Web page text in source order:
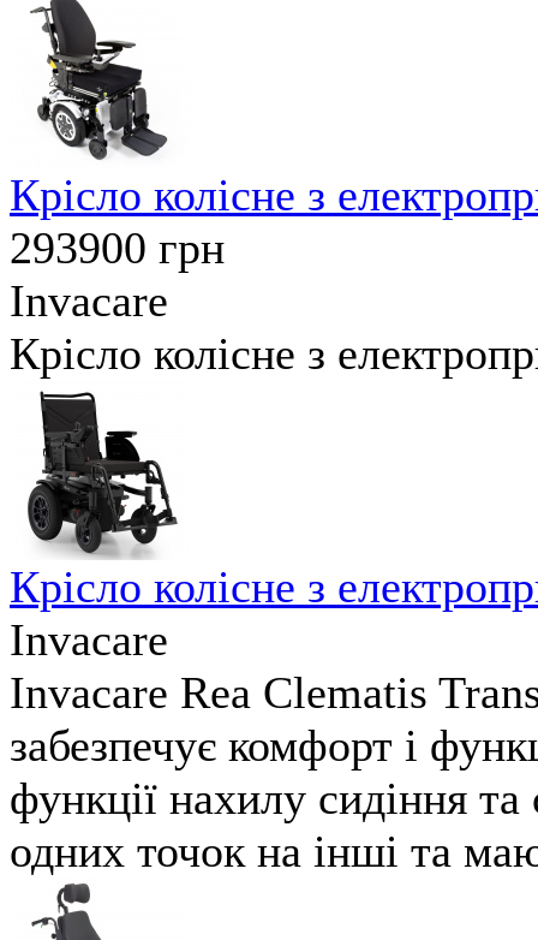
Крісло колісне з
293900 грн
Invacare
Крісло колісне з
Крісло колісне з
Invacare
Invacare Rea Clematis
забезпечує комфорт і
функції нахилу сидіння
одних точок на інші та